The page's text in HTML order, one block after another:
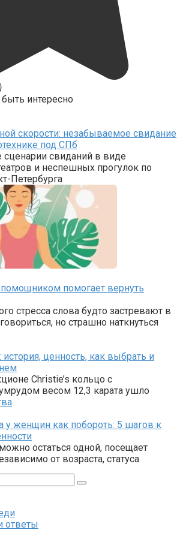
интересно
скорости: незабываемое свидание
под СПб
свиданий в виде
и неспешных прогулок по
Петербурга
помогает вернуть
стресса слова будто застревают в
но страшно наткнуться
ценность, как выбрать и
Christie’s кольцо с
весом 12,3 карата ушло
у женщин как побороть: 5 шагов к
остаться одной, посещает
от возраста, статуса
ответы